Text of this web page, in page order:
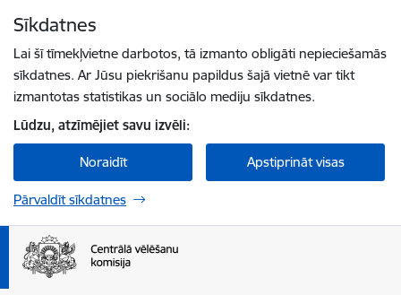
Sīkdatnes
Lai šī tīmekļvietne darbotos, tā izmanto obligāti nepieciešamās
sīkdatnes. Ar Jūsu piekrišanu papildus šajā vietnē var tikt
izmantotas statistikas un sociālo mediju sīkdatnes.
Lūdzu, atzīmējiet savu izvēli:
Noraidīt Apstiprināt visas
Pārvaldīt sīkdatnes